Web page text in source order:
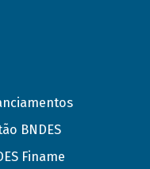
BNDES
Finame